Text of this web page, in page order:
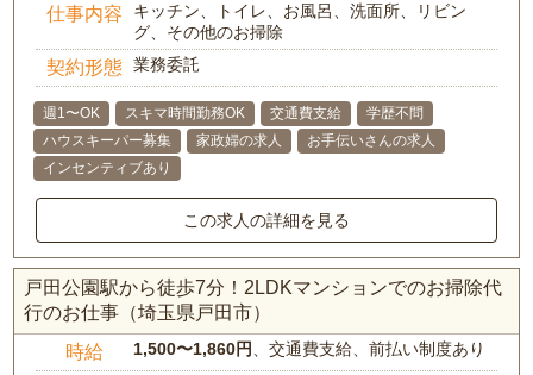
仕事内容
キッチン、トイレ、お風呂、洗面所、リビン
グ、その他のお掃除
契約形態 業務委託
週1〜OK スキマ時間勤務OK 交通費支給
学歴不問
ハウスキーパー募集
家政婦の求人
お手伝いさんの求人
インセンティブあり
この求人の詳細を見る
戸田公園駅から徒歩7分！2LDKマンションでのお掃除代
行のお仕事（埼玉県戸田市）
時給 1,500〜1,860円、交通費支給、前払い制度あり